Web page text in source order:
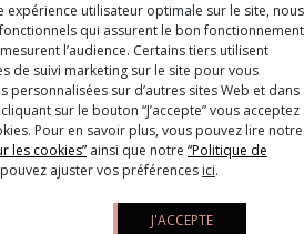
expérience utilisateur optimale sur le site, nous
qui assurent le bon fonctionnement
l’audience. Certains tiers utilisent
de suivi marketing sur le site pour vous
personnalisées sur d’autres sites Web et dans
sur le bouton “J’accepte” vous acceptez
Pour en savoir plus, vous pouvez lire notre
les cookies” ainsi que notre “Politique de
ajuster vos préférences ici.
J'ACCEPTE